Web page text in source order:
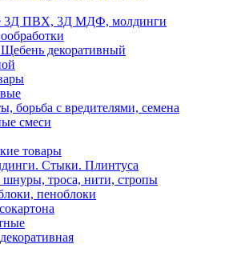
3Д ПВХ, 3Д МДФ, молдинги
декоративный
борьба с вредителями, семена
смеси
товары
Стыки. Плинтуса
шнуры, троса, нити, стропы
пеноблоки